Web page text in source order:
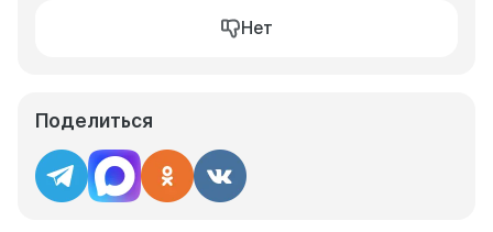
Нет
Поделиться